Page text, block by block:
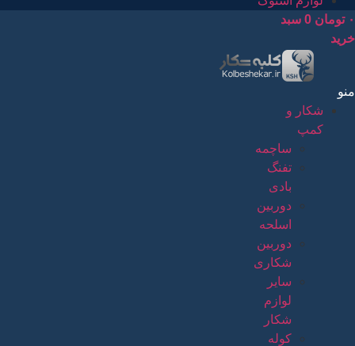
۰ تومان 0 سبد
خرید
منو
شکار و
کمپ
ساچمه
تفنگ
بادی
دوربین
اسلحه
دوربین
شکاری
سایر
لوازم
شکار
کوله